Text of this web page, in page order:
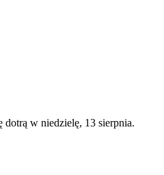
w niedzielę, 13 sierpnia.